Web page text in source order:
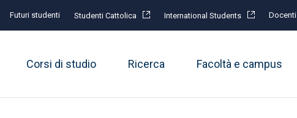
Futuri studenti Studenti Cattolica International Students Docenti
Corsi di studio Ricerca Facoltà e campus